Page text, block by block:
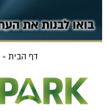
דף הבית »